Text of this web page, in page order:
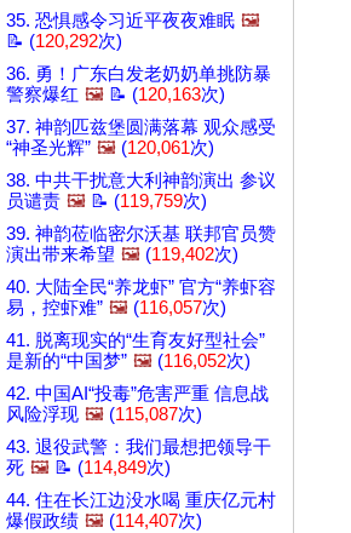
35. 恐惧感令习近平夜夜难眠 🖼️
📝 (120,292次)
36. 勇！广东白发老奶奶单挑防暴
警察爆红 🖼️ 📝 (120,163次)
37. 神韵匹兹堡圆满落幕 观众感受
“神圣光辉” 🖼️ (120,061次)
38. 中共干扰意大利神韵演出 参议
员谴责 🖼️ 📝 (119,759次)
39. 神韵莅临密尔沃基 联邦官员赞
演出带来希望 🖼️ (119,402次)
40. 大陆全民“养龙虾” 官方“养虾容
易，控虾难” 🖼️ (116,057次)
41. 脱离现实的“生育友好型社会”
是新的“中国梦” 🖼️ (116,052次)
42. 中国AI“投毒”危害严重 信息战
风险浮现 🖼️ (115,087次)
43. 退役武警：我们最想把领导干
死 🖼️ 📝 (114,849次)
44. 住在长江边没水喝 重庆亿元村
爆假政绩 🖼️ (114,407次)